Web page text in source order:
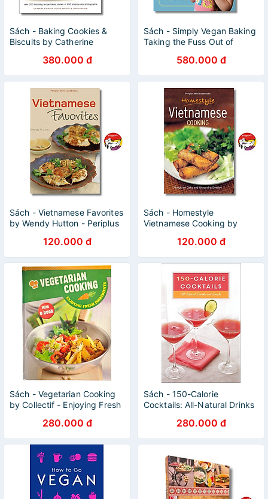
Sách - Baking Cookies &
Biscuits by Catherine
Anh/Cookbook in English
380.000 đ
Sách - Simply Vegan Baking
Taking the Fuss Out of
Breads, and Desserts by
Freya Cox
580.000 đ
Sách - Vietnamese Favorites
by Wendy Hutton - Periplus
120.000 đ
Sách - Homestyle
Vietnamese Cooking by
Mini Cookbooks
120.000 đ
Sách - Vegetarian Cooking
by Collectif - Enjoying Fresh
280.000 đ
Sách - 150-Calorie
Cocktails: All-Natural Drinks
by Stephanie Banyas
280.000 đ